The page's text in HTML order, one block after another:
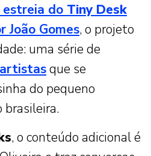
do Tiny Desk
João Gomes, o projeto
uma série de
artistasque se
do pequeno
brasileira.
, o conteúdo adicional é